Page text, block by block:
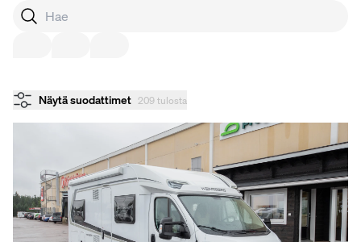
Näytä suodattimet 209 tulosta